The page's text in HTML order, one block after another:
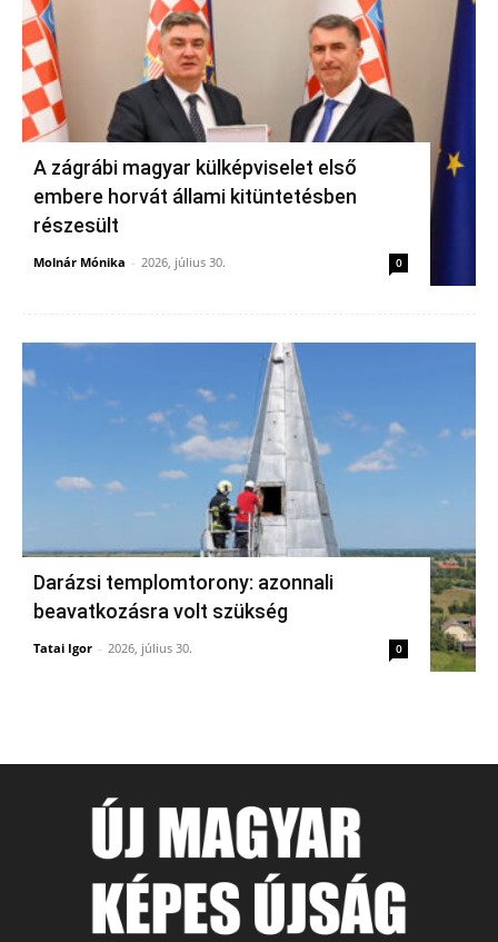
A zágrábi magyar külképviselet első
embere horvát állami kitüntetésben
részesült
Molnár Mónika - 2026, július 30. 0
Darázsi templomtorony: azonnali
beavatkozásra volt szükség
Tatai Igor - 2026, július 30. 0